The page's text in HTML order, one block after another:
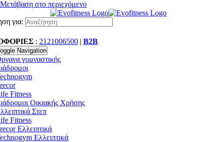
Μετάβαση στο περιεχόμενο
για:
: 2121006500 | B2B
Navigation
γυμναστικής
Fitness
Οικιακής Χρήσης
Στεπ
Fitness
Ελλειπτικά
Ελλειπτικά